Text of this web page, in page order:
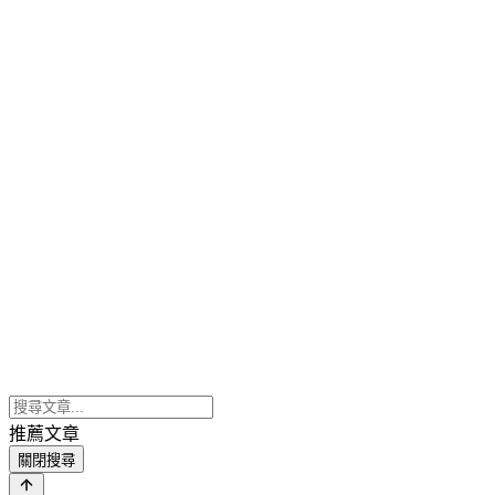
推薦文章
關閉搜尋